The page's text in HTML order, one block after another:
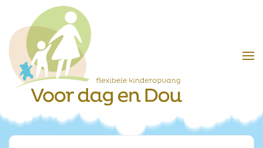
Skip to main content